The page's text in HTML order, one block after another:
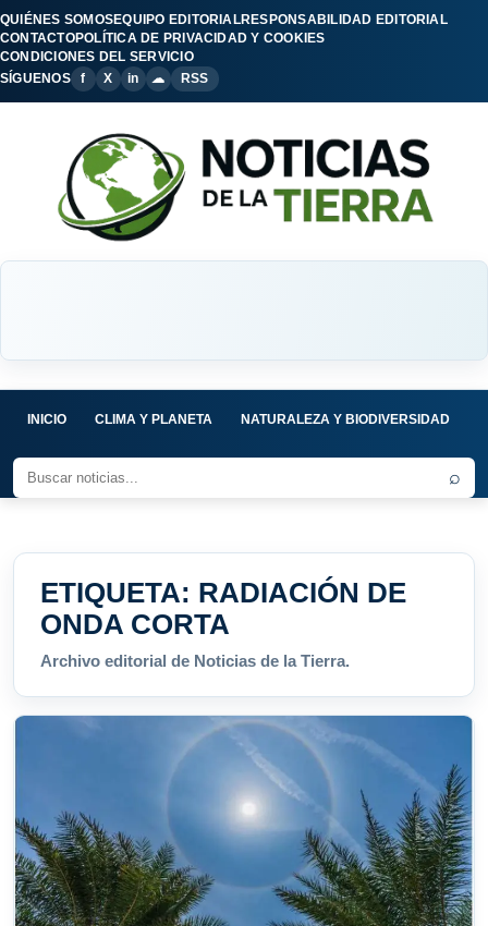
QUIÉNES SOMOSEQUIPO EDITORIALRESPONSABILIDAD EDITORIAL
CONTACTOPOLÍTICA DE PRIVACIDAD Y COOKIES
CONDICIONES DEL SERVICIO
SÍGUENOS
f X in ☁ RSS
INICIO CLIMA Y PLANETA NATURALEZA Y BIODIVERSIDAD
⌕
ETIQUETA: RADIACIÓN DE
ONDA CORTA
Archivo editorial de Noticias de la Tierra.